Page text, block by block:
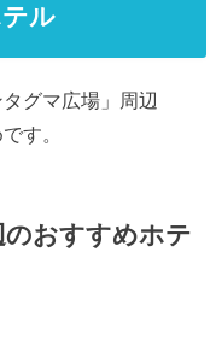
ル
タグマ広場」周辺
す。
のおすすめホテ